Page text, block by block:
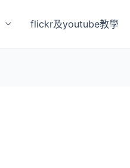
flickr及youtube教學